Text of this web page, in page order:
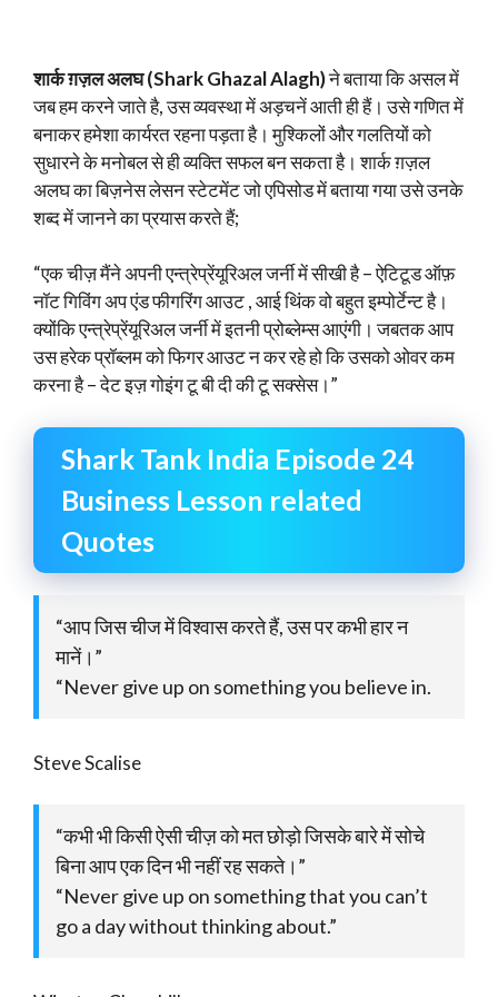
शार्क ग़ज़ल अलघ (Shark Ghazal Alagh)ने बताया कि असल में
जब हम करने जाते है, उस व्यवस्था में अड़चनें आती ही हैं। उसे गणित में
बनाकर हमेशा कार्यरत रहना पड़ता है। मुश्किलों और गलतियों को
सुधारने के मनोबल से ही व्यक्ति सफल बन सकता है। शार्क ग़ज़ल
अलघ का बिज़नेस लेसन स्टेटमेंट जो एपिसोड में बताया गया उसे उनके
शब्द में जानने का प्रयास करते हैं;
“एक चीज़ मैंने अपनी एन्त्रेप्रेंयूरिअल जर्नी में सीखी है – ऐटिटूड ऑफ़
नॉट गिविंग अप एंड फीगरिंग आउट , आई थिंक वो बहुत इम्पोर्टेन्ट है।
क्योंकि एन्त्रेप्रेंयूरिअल जर्नी में इतनी प्रोब्लेम्स आएंगी। जबतक आप
उस हरेक प्रॉब्लम को फिगर आउट न कर रहे हो कि उसको ओवर कम
करना है – देट इज़ गोइंग टू बी दी की टू सक्सेस।”
Shark Tank India Episode 24
Business Lesson related
Quotes
“आप जिस चीज में विश्वास करते हैं, उस पर कभी हार न
मानें।”
“Never give up on something you believe in.
Steve Scalise
“कभी भी किसी ऐसी चीज़ को मत छोड़ो जिसके बारे में सोचे
बिना आप एक दिन भी नहीं रह सकते।”
“Never give up on something that you can’t
go a day without thinking about.”